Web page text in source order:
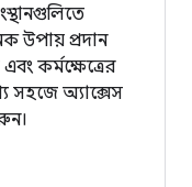
উপায় প্রদান
কর্মক্ষেত্রের
সহজে অ্যাক্সেস